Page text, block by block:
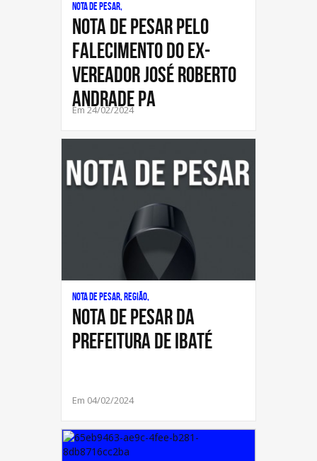
Nota de Pesar,
NOTA DE PESAR PELO
FALECIMENTO DO EX-
VEREADOR JOSÉ ROBERTO
ANDRADE PA
Em 24/02/2024
Nota de Pesar, Região,
NOTA DE PESAR DA
PREFEITURA DE IBATÉ
Em 04/02/2024